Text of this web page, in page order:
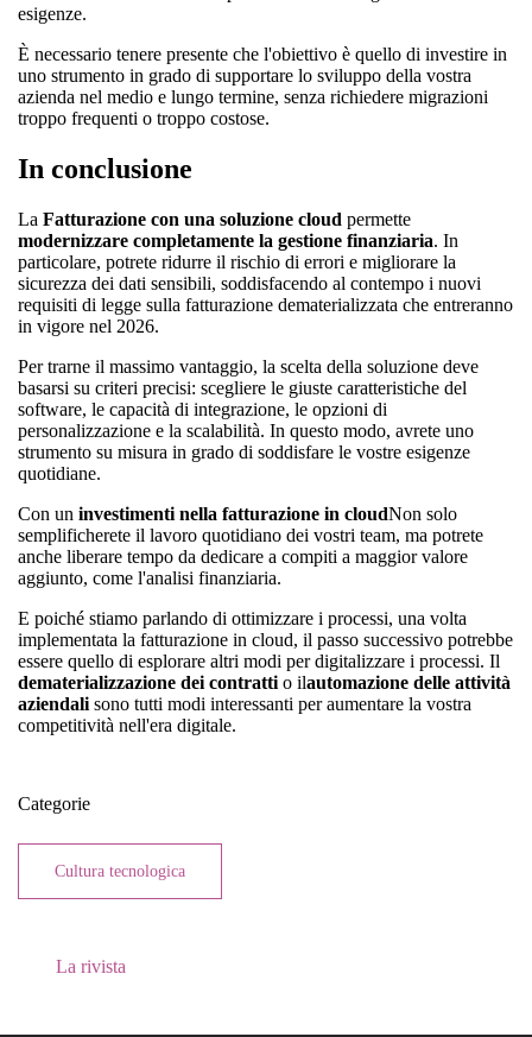
esigenze.
È necessario tenere presente che l'obiettivo è quello di investire in
uno strumento in grado di supportare lo sviluppo della vostra
azienda nel medio e lungo termine, senza richiedere migrazioni
troppo frequenti o troppo costose.
In conclusione
La Fatturazione con una soluzione cloud permette
modernizzare completamente la gestione finanziaria. In
particolare, potrete ridurre il rischio di errori e migliorare la
sicurezza dei dati sensibili, soddisfacendo al contempo i nuovi
requisiti di legge sulla fatturazione dematerializzata che entreranno
in vigore nel 2026.
Per trarne il massimo vantaggio, la scelta della soluzione deve
basarsi su criteri precisi: scegliere le giuste caratteristiche del
software, le capacità di integrazione, le opzioni di
personalizzazione e la scalabilità. In questo modo, avrete uno
strumento su misura in grado di soddisfare le vostre esigenze
quotidiane.
Con un investimenti nella fatturazione in cloudNon solo
semplificherete il lavoro quotidiano dei vostri team, ma potrete
anche liberare tempo da dedicare a compiti a maggior valore
aggiunto, come l'analisi finanziaria.
E poiché stiamo parlando di ottimizzare i processi, una volta
implementata la fatturazione in cloud, il passo successivo potrebbe
essere quello di esplorare altri modi per digitalizzare i processi. Il
dematerializzazione dei contratti o ilautomazione delle attività
aziendali sono tutti modi interessanti per aumentare la vostra
competitività nell'era digitale.
Categorie
Cultura tecnologica
La rivista